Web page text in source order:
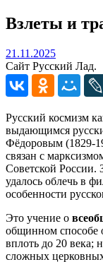
Взлеты и
21.11.202521.11.2025
Сайт Русский Лад.
Русский космизм
выдающимся
Фёдоровым (1829-
связан с
Советской России.
удалось облечь в
особенности
Это учение о
общинном способе
вплоть до 20 века;
сложных